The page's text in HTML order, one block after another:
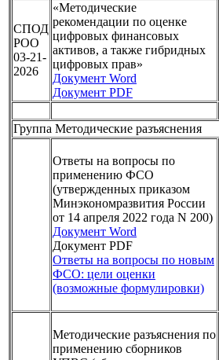
СПОД
РОО
03-21-
2026
«Методические
рекомендации по оценке
цифровых финансовых
активов, а также гибридных
цифровых прав»
Документ Word
Документ PDF
Группа Методические разъяснения
Ответы на вопросы по
применению ФСО
(утвержденных приказом
Минэкономразвития России
от 14 апреля 2022 года N 200)
Документ Word
Документ PDF
Ответы на вопросы по новым
ФСО: цели оценки
(возможные формулировки)
Методические разъяснения по
применению сборников